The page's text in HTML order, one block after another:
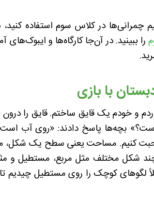
چمرانی‌ها در کلاس سوم استفاده
را ببینید. در آن‌جا کارگاه‌ها و ایبوک‌های
با بازی
و خودم یک قایق ساختم. قایق را
بچه‌ها پاسخ دادند: «روی آب
کنیم. مساحت یعنی سطح یک شکل،
شکل مختلف مثل مربع، مستطیل و
لگوهای کوچک را روی مستطیل چیدیم